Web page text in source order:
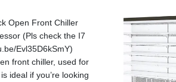
Open Front Chiller
(Pls check the I7
Evl35D6kSmY)
front chiller, used for
ideal if you’re looking